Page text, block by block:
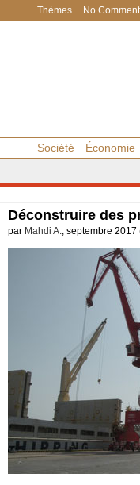
Thèmes No Comment
Société Économie
Déconstruire des
par Mahdi A., septembre 2017